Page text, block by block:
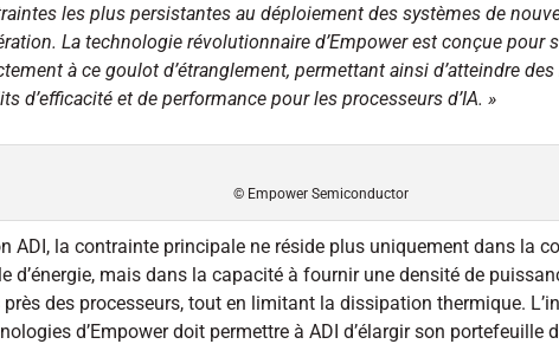
les plus persistantes au déploiement des systèmes de
La technologie révolutionnaire d’Empower est conçue pour
à ce goulot d’étranglement, permettant ainsi d’atteindre
d’efficacité et de performance pour les processeurs d’IA. »
© Empower Semiconductor
ADI, la contrainte principale ne réside plus uniquement dans la
d’énergie, mais dans la capacité à fournir une densité de
près des processeurs, tout en limitant la dissipation thermique.
d’Empower doit permettre à ADI d’élargir son portefeuille